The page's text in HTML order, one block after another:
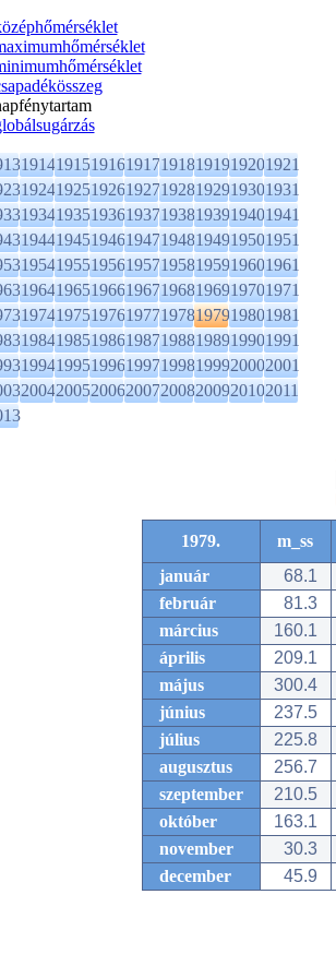
19141915191619171918191919201921
19241925192619271928192919301931
19341935193619371938193919401941
19441945194619471948194919501951
19541955195619571958195919601961
19641965196619671968196919701971
19741975197619771978197919801981
19841985198619871988198919901991
19941995199619971998199920002001
20042005200620072008200920102011
1979. m_ss
január
68.1
február
81.3
március
160.1
április
209.1
május
300.4
június
237.5
július
225.8
augusztus
256.7
szeptember
210.5
október
163.1
november
30.3
december
45.9